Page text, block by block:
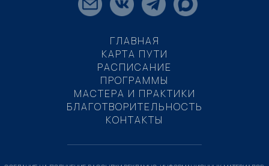
ГЛАВНАЯ
КАРТА ПУТИ
РАСПИСАНИЕ
ПРОГРАММЫ
МАСТЕРА И ПРАКТИКИ
БЛАГОТВОРИТЕЛЬНОСТЬ
КОНТАКТЫ